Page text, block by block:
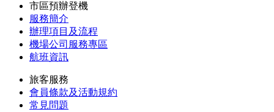
市區預辦登機
服務簡介
辦理項目及流程
機場公司服務專區
航班資訊
旅客服務
會員條款及活動規約
常見問題